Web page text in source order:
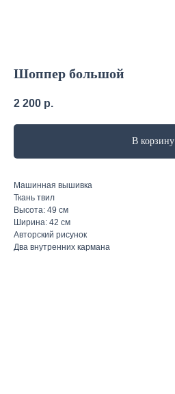
Шоппер большой
2 200 р.
В корзину
Машинная вышивка
Ткань твил
Высота: 49 см
Ширина: 42 см
Авторский рисунок
Два внутренних кармана